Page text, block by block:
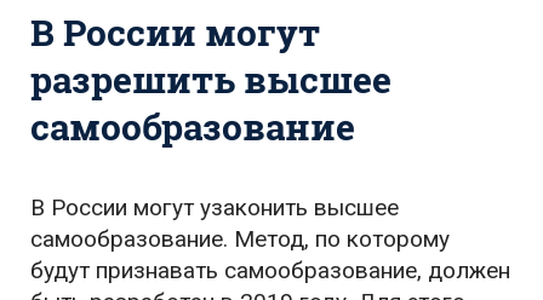
Ремонт Обводного шоссе
Набережная Тольятти
Неделя Тольятти
В России могут
разрешить высшее
самообразование
В России могут узаконить высшее
самообразование. Метод, по которому
будут признавать самообразование, должен